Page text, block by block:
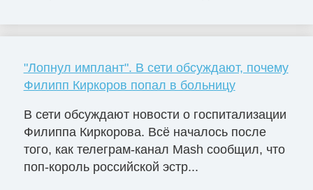
"Лопнул имплант". В сети обсуждают, почему
Филипп Киркоров попал в больницу
В сети обсуждают новости о госпитализации
Филиппа Киркорова. Всё началось после
того, как телеграм-канал Mash сообщил, что
поп-король российской эстр...